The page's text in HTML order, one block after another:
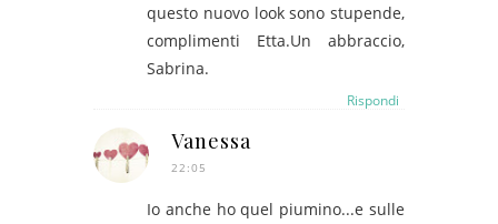
questo nuovo look sono stupende,
complimenti Etta.Un abbraccio,
Sabrina.
Rispondi
Vanessa
22:05
Io anche ho quel piumino...e sulle